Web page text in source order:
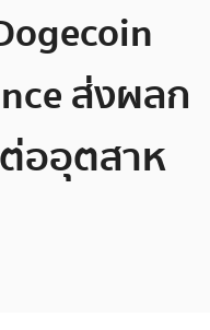
ส่งผลก
ออุตสาห